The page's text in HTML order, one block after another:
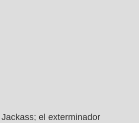
Jackass; el exterminador